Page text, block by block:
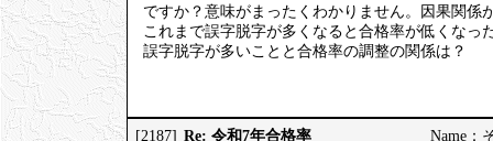
ですか？意味がまったくわかりません。因果関係
これまで誤字脱字が多くなると合格率が低くなっ
誤字脱字が多いことと合格率の調整の関係は？
[2187] Re: 令和7年合格率 Name：